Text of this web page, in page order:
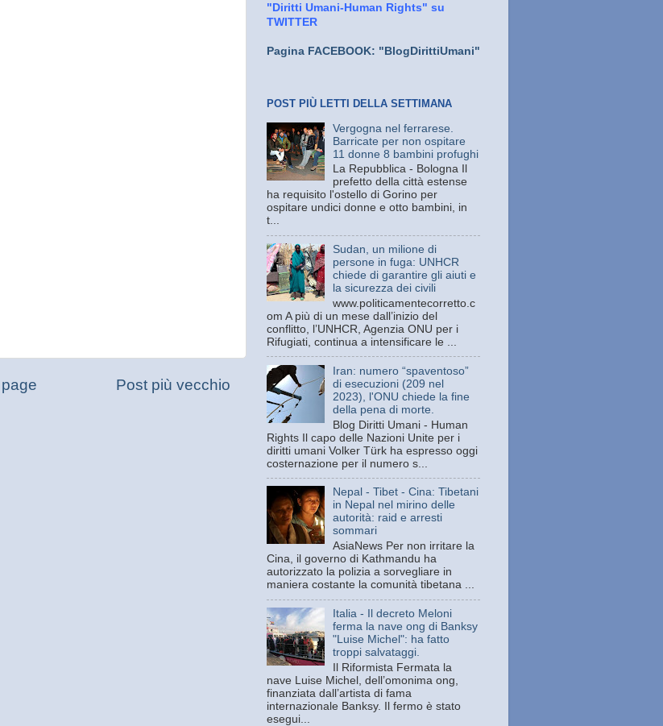
Post più vecchio
"Diritti Umani-Human Rights" su
TWITTER
Pagina FACEBOOK: "BlogDirittiUmani"
POST PIÙ LETTI DELLA SETTIMANA
Vergogna nel ferrarese.
Barricate per non ospitare
11 donne 8 bambini profughi
La Repubblica - Bologna Il
prefetto della città estense
ha requisito l'ostello di Gorino per
ospitare undici donne e otto bambini, in
t...
Sudan, un milione di
persone in fuga: UNHCR
chiede di garantire gli aiuti e
la sicurezza dei civili
www.politicamentecorretto.c
om A più di un mese dall’inizio del
conflitto, l’UNHCR, Agenzia ONU per i
Rifugiati, continua a intensificare le ...
Iran: numero “spaventoso”
di esecuzioni (209 nel
2023), l'ONU chiede la fine
della pena di morte.
Blog Diritti Umani - Human
Rights Il capo delle Nazioni Unite per i
diritti umani Volker Türk ha espresso oggi
costernazione per il numero s...
Nepal - Tibet - Cina: Tibetani
in Nepal nel mirino delle
autorità: raid e arresti
sommari
AsiaNews Per non irritare la
Cina, il governo di Kathmandu ha
autorizzato la polizia a sorvegliare in
maniera costante la comunità tibetana ...
Italia - Il decreto Meloni
ferma la nave ong di Banksy
"Luise Michel": ha fatto
troppi salvataggi.
Il Riformista Fermata la
nave Luise Michel, dell’omonima ong,
finanziata dall’artista di fama
internazionale Banksy. Il fermo è stato
esegui...